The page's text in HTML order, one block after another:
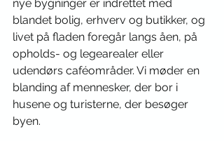
nye bygninger er indrettet med
blandet bolig, erhverv og butikker, og
livet på fladen foregår langs åen, på
opholds- og legearealer eller
udendørs caféområder. Vi møder en
blanding af mennesker, der bor i
husene og turisterne, der besøger
byen.